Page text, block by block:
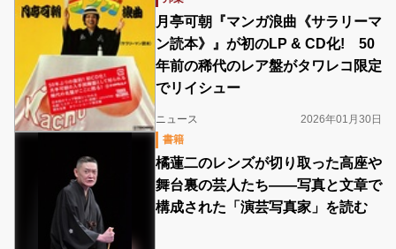
月亭可朝『マンガ浪曲《サラリーマ
ン読本》』が初のLP & CD化! 50
年前の稀代のレア盤がタワレコ限定
でリイシュー
ニュース
2026年01月30日
書籍
橘蓮二のレンズが切り取った高座や
舞台裏の芸人たち――写真と文章で
構成された「演芸写真家」を読む